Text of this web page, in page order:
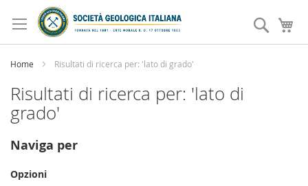
al
contenuto
Search
Home Risultati di ricerca per: 'lato di grado'
Risultati di ricerca per: 'lato di
grado'
Naviga per
Opzioni